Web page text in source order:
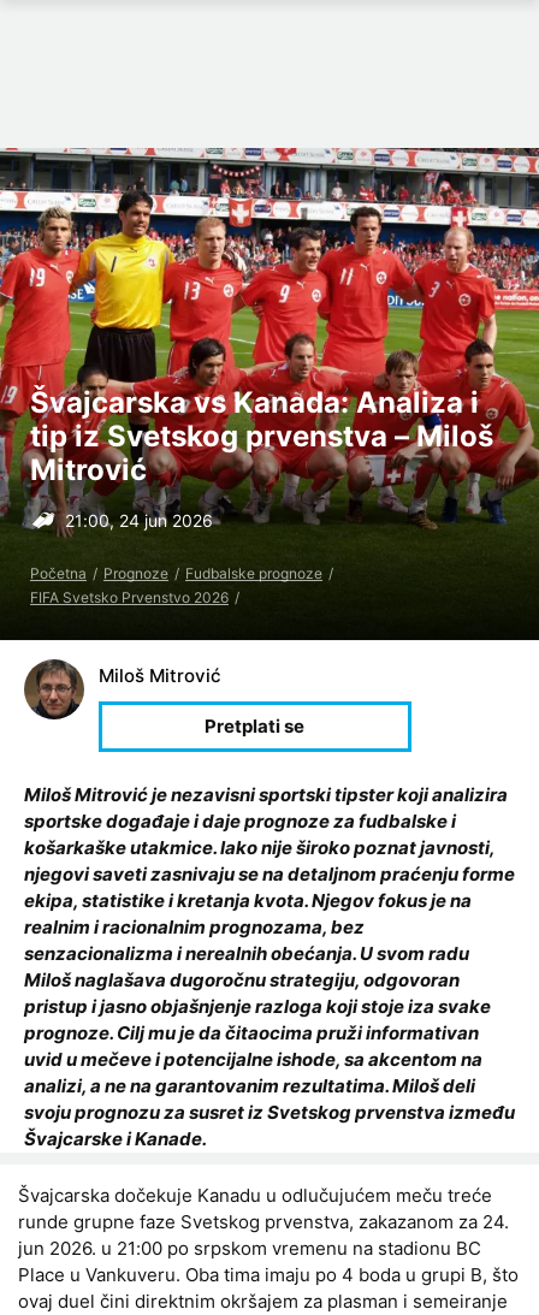
Švajcarska vs Kanada: Analiza i
tip iz Svetskog prvenstva – Miloš
Mitrović
21:00, 24 jun 2026
Početna Prognoze
Fudbalske prognoze
FIFA Svetsko Prvenstvo 2026
Miloš Mitrović
Miloš Mitrović je nezavisni sportski tipster koji analizira
sportske događaje i daje prognoze za fudbalske i
košarkaške utakmice. Iako nije široko poznat javnosti,
njegovi saveti zasnivaju se na detaljnom praćenju forme
ekipa, statistike i kretanja kvota. Njegov fokus je na
realnim i racionalnim prognozama, bez
senzacionalizma i nerealnih obećanja. U svom radu
Miloš naglašava dugoročnu strategiju, odgovoran
pristup i jasno objašnjenje razloga koji stoje iza svake
prognoze. Cilj mu je da čitaocima pruži informativan
uvid u mečeve i potencijalne ishode, sa akcentom na
analizi, a ne na garantovanim rezultatima. Miloš deli
svoju prognozu za susret iz Svetskog prvenstva između
Švajcarske i Kanade.
Švajcarska dočekuje Kanadu u odlučujućem meču treće
runde grupne faze Svetskog prvenstva, zakazanom za 24.
jun 2026. u 21:00 po srpskom vremenu na stadionu BC
Place u Vankuveru. Oba tima imaju po 4 boda u grupi B, što
ovaj duel čini direktnim okršajem za plasman i semeiranje